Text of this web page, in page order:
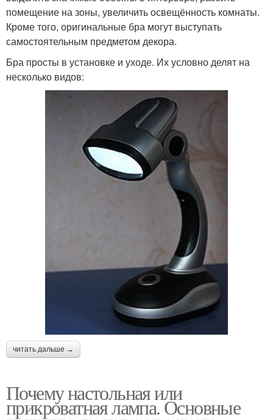
помещение на зоны, увеличить освещённость комнаты.
Кроме того, оригинальные бра могут выступать
самостоятельным предметом декора.
Бра просты в установке и уходе. Их условно делят на
несколько видов:
читать дальше →
Почему настольная или
прикроватная лампа. Основные